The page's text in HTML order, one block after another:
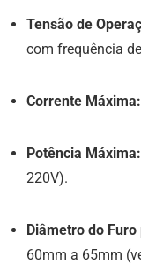
Tensão de
com frequência
Corrente Máxima:
Potência Máxima:
220V).
Diâmetro do
60mm a 65mm